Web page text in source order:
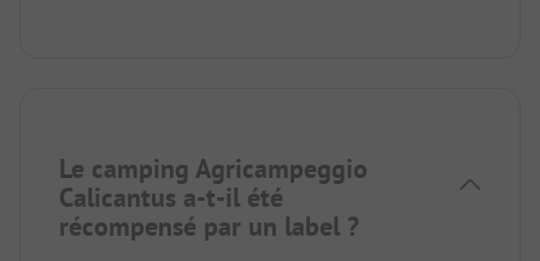
Le camping Agricampeggio
Calicantus a-t-il été
récompensé par un label ?